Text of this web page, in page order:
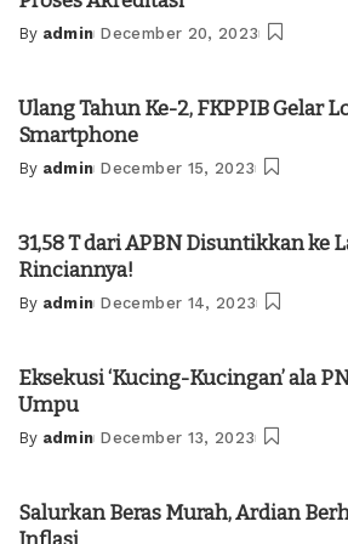
Posted
By admin December 20, 2023
Ulang Tahun Ke-2, FKPPIB Gelar
Smartphone
Posted
By admin December 15, 2023
31,58 T dari APBN Disuntikkan ke
Rinciannya!
Posted
By admin December 14, 2023
Eksekusi ‘Kucing-Kucingan’ ala
Umpu
Posted
By admin December 13, 2023
Salurkan Beras Murah, Ardian